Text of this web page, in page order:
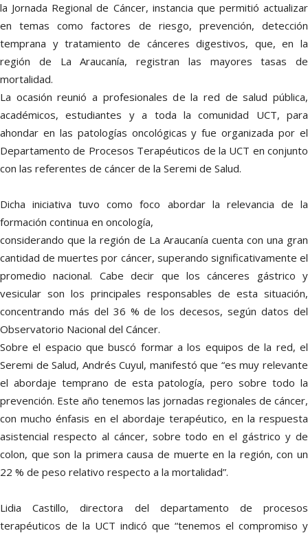
la Jornada Regional de Cáncer, instancia que permitió actualizar
en temas como factores de riesgo, prevención, detección
temprana y tratamiento de cánceres digestivos, que, en la
región de La Araucanía, registran las mayores tasas de
mortalidad.
La ocasión reunió a profesionales de la red de salud pública,
académicos, estudiantes y a toda la comunidad UCT, para
ahondar en las patologías oncológicas y fue organizada por el
Departamento de Procesos Terapéuticos de la UCT en conjunto
con las referentes de cáncer de la Seremi de Salud.
Dicha iniciativa tuvo como foco abordar la relevancia de la
formación continua en oncología,
considerando que la región de La Araucanía cuenta con una gran
cantidad de muertes por cáncer, superando significativamente el
promedio nacional. Cabe decir que los cánceres gástrico y
vesicular son los principales responsables de esta situación,
concentrando más del 36 % de los decesos, según datos del
Observatorio Nacional del Cáncer.
Sobre el espacio que buscó formar a los equipos de la red, el
Seremi de Salud, Andrés Cuyul, manifestó que “es muy relevante
el abordaje temprano de esta patología, pero sobre todo la
prevención. Este año tenemos las jornadas regionales de cáncer,
con mucho énfasis en el abordaje terapéutico, en la respuesta
asistencial respecto al cáncer, sobre todo en el gástrico y de
colon, que son la primera causa de muerte en la región, con un
22 % de peso relativo respecto a la mortalidad”.
Lidia Castillo, directora del departamento de procesos
terapéuticos de la UCT indicó que “tenemos el compromiso y